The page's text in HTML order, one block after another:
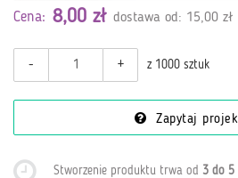
Cena: 8,00 zł dostawa od: 15,00 zł
- + z 1000 sztuk
Zapytaj
Stworzenie produktu trwa od3 do 5